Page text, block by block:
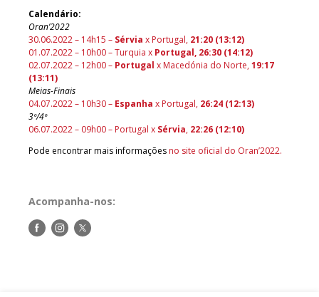
Calendário:
Oran’2022
30.06.2022 – 14h15 – Sérvia x Portugal, 21:20 (13:12)
01.07.2022 – 10h00 – Turquia x Portugal, 26:30 (14:12)
02.07.2022 – 12h00 – Portugal x Macedónia do Norte,19:17
(13:11)
Meias-Finais
04.07.2022 – 10h30 – Espanha x Portugal, 26:24 (12:13)
3º/4º
06.07.2022 – 09h00 – Portugal x Sérvia, 22:26 (12:10)
Pode encontrar mais informações no site oficial do Oran’2022.
Acompanha-nos:
Siga-Siga-Siga-